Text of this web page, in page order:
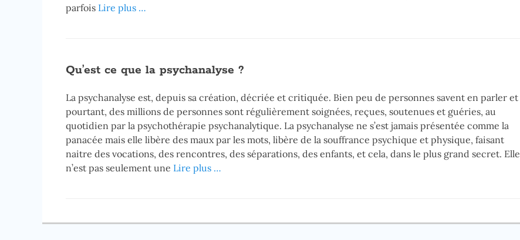
parfois Lire plus …
Qu’est ce que la psychanalyse ?
La psychanalyse est, depuis sa création, décriée et critiquée. Bien peu de personnes savent en parler et
pourtant, des millions de personnes sont régulièrement soignées, reçues, soutenues et guéries, au
quotidien par la psychothérapie psychanalytique. La psychanalyse ne s’est jamais présentée comme la
panacée mais elle libère des maux par les mots, libère de la souffrance psychique et physique, faisant
naitre des vocations, des rencontres, des séparations, des enfants, et cela, dans le plus grand secret. Elle
n’est pas seulement une Lire plus …